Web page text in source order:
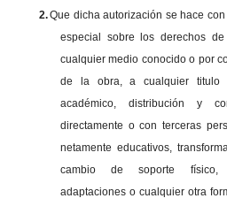
2.Que dicha autorización se hace
especial sobre los derechos
cualquier medio conocido o por
de la obra, a cualquier
académico, distribución y
directamente o con terceras
netamente educativos,
cambio de soporte físico,
adaptaciones o cualquier otra